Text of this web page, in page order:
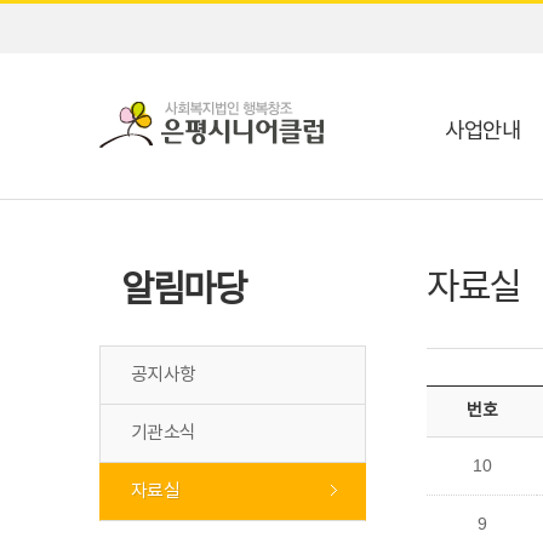
사업안내
알림마당
공지사항
기관소식
자료실
자료실
번호
10
9